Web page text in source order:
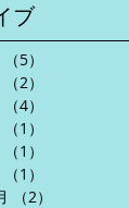
ブ
（5）
（2）
（4）
（1）
（1）
（1）
（2）